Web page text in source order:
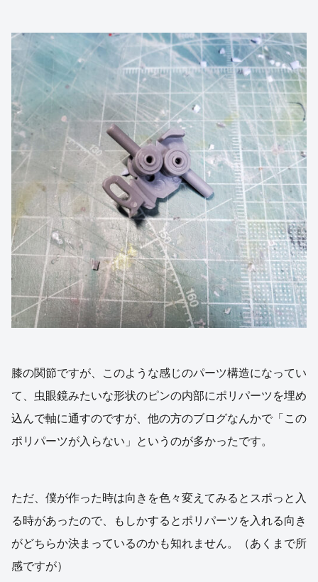
膝の関節ですが、このような感じのパーツ構造になってい
て、虫眼鏡みたいな形状のピンの内部にポリパーツを埋め
込んで軸に通すのですが、他の方のブログなんかで「この
ポリパーツが入らない」というのが多かったです。
ただ、僕が作った時は向きを色々変えてみるとスポっと入
る時があったので、もしかするとポリパーツを入れる向き
がどちらか決まっているのかも知れません。（あくまで所
感ですが）